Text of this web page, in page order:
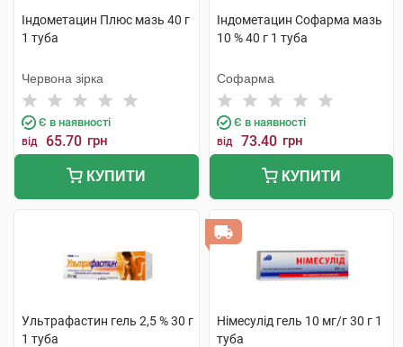
Індометацин Плюс мазь 40 г
1 туба
Червона зірка
Є в наявності
від 65.70 грн
КУПИТИ
Індометацин Софарма мазь
10 % 40 г 1 туба
Софарма
Є в наявності
від 73.40 грн
КУПИТИ
Ультрафастин гель 2,5 % 30 г
1 туба
Німесулід гель 10 мг/г 30 г 1
туба